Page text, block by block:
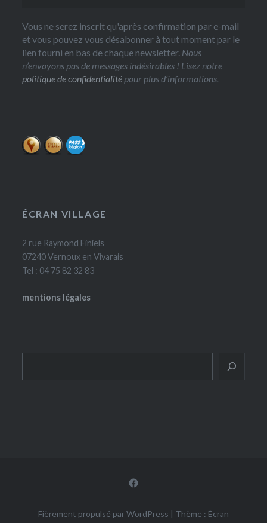
Vous ne serez inscrit qu'après confirmation par e-mail
et vous pouvez vous désabonner à tout moment par le
lien fourni en bas de chaque newsletter. Nous
n’envoyons pas de messages indésirables ! Lisez notre
politique de confidentialité pour plus d’informations.
ÉCRAN VILLAGE
2 rue Raymond Finiels
07240 Vernoux en Vivarais
Tel : 04 75 82 32 83
mentions légales
Facebook
Fièrement propulsé par WordPress | Thème : Écran